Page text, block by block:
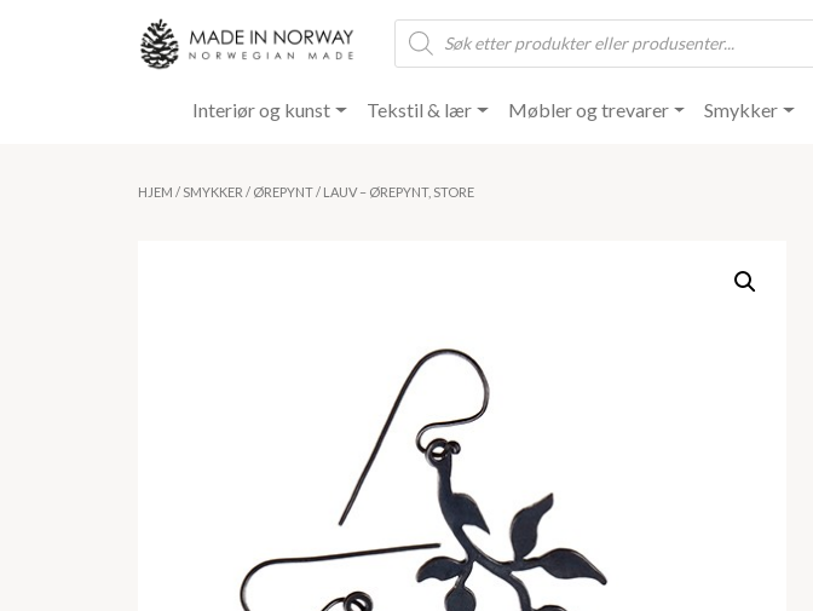
Products
search
Interiør og kunst Tekstil & lær Møbler og trevarer Smykker
HJEM / SMYKKER / ØREPYNT/ LAUV – ØREPYNT, STORE